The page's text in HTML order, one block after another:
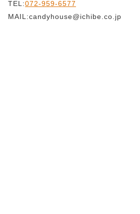
TEL:072-959-6577
MAIL:candyhouse@ichibe.co.jp